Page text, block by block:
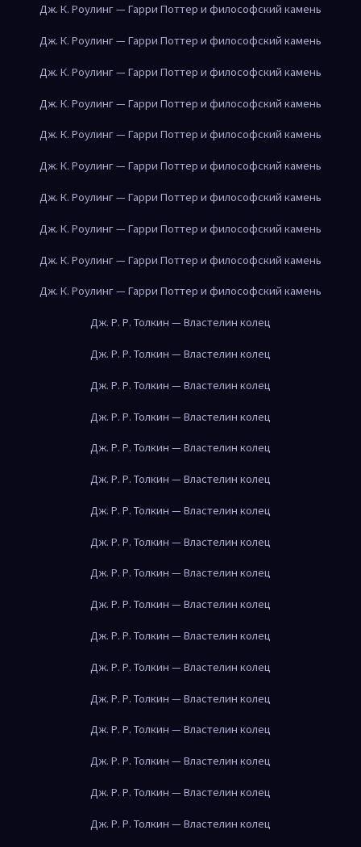
Дж. К. Роулинг — Гарри Поттер и философский камень
Дж. К. Роулинг — Гарри Поттер и философский камень
Дж. К. Роулинг — Гарри Поттер и философский камень
Дж. К. Роулинг — Гарри Поттер и философский камень
Дж. К. Роулинг — Гарри Поттер и философский камень
Дж. К. Роулинг — Гарри Поттер и философский камень
Дж. К. Роулинг — Гарри Поттер и философский камень
Дж. К. Роулинг — Гарри Поттер и философский камень
Дж. К. Роулинг — Гарри Поттер и философский камень
Дж. К. Роулинг — Гарри Поттер и философский камень
Дж. Р. Р. Толкин — Властелин колец
Дж. Р. Р. Толкин — Властелин колец
Дж. Р. Р. Толкин — Властелин колец
Дж. Р. Р. Толкин — Властелин колец
Дж. Р. Р. Толкин — Властелин колец
Дж. Р. Р. Толкин — Властелин колец
Дж. Р. Р. Толкин — Властелин колец
Дж. Р. Р. Толкин — Властелин колец
Дж. Р. Р. Толкин — Властелин колец
Дж. Р. Р. Толкин — Властелин колец
Дж. Р. Р. Толкин — Властелин колец
Дж. Р. Р. Толкин — Властелин колец
Дж. Р. Р. Толкин — Властелин колец
Дж. Р. Р. Толкин — Властелин колец
Дж. Р. Р. Толкин — Властелин колец
Дж. Р. Р. Толкин — Властелин колец
Дж. Р. Р. Толкин — Властелин колец